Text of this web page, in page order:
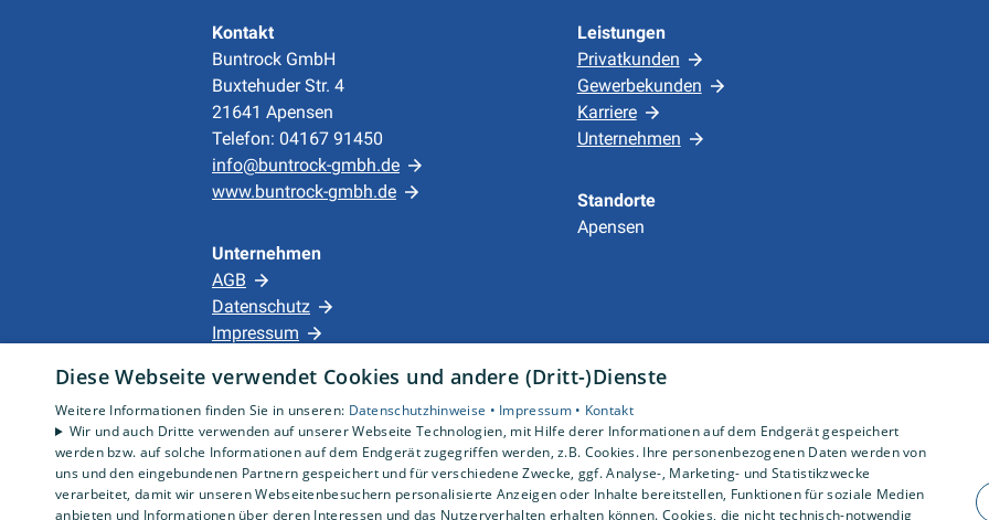
Kontakt
Buntrock GmbH
Buxtehuder Str. 4
21641 Apensen
Telefon: 04167 91450
info@buntrock-gmbh.de
www.buntrock-gmbh.de
Unternehmen
AGB
Datenschutz
Impressum
Leistungen
Privatkunden
Gewerbekunden
Karriere
Unternehmen
Standorte
Apensen
Diese Webseite verwendet Cookies und andere (Dritt-)Dienste
Weitere Informationen finden Sie in unseren: Datenschutzhinweise • Impressum • Kontakt
Wir und auch Dritte verwenden auf unserer Webseite Technologien, mit Hilfe derer Informationen auf dem Endgerät gespeichert
werden bzw. auf solche Informationen auf dem Endgerät zugegriffen werden, z.B. Cookies. Ihre personenbezogenen Daten werden von
uns und den eingebundenen Partnern gespeichert und für verschiedene Zwecke, ggf. Analyse-, Marketing- und Statistikzwecke
verarbeitet, damit wir unseren Webseitenbesuchern personalisierte Anzeigen oder Inhalte bereitstellen, Funktionen für soziale Medien
anbieten und Informationen über deren Interessen und das Nutzerverhalten erhalten können. Cookies, die nicht technisch-notwendig